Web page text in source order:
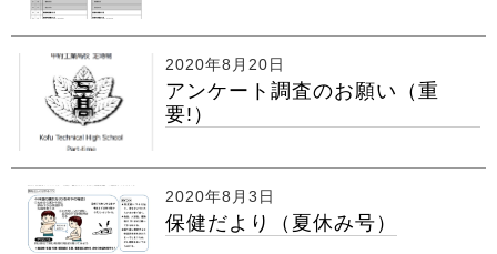
2020年8月20日
アンケート調査のお願い（重
要!）
2020年8月3日
保健だより（夏休み号）